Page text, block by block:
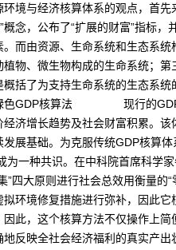
境与经济核算体系的观点，首先
念，公布了“扩展的财富”指标，
而由资源、生命系统和生态系
物、微生物构成的生命系统；
括了为支持生命系统的生态系
色GDP核算法 现行的GDP
济增长趋势及社会财富积累。
展基础。为克服传统GDP核算
一种共识。在中科院首席科学
四大原则进行社会总效用衡量的“
环境修复措施进行弥补，因此
此，这个核算方法不仅操作上
反映全社会经济福利的真实产出